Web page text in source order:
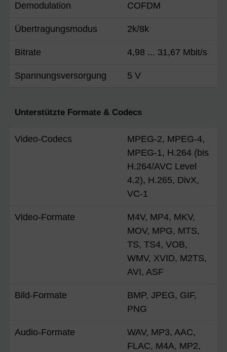
Demodulation COFDM
Übertragungsmodus 2k/8k
Bitrate 4,98 ... 31,67 Mbit/s
Spannungsversorgung 5 V
Unterstützte Formate & Codecs
Video-Codecs
MPEG-2, MPEG-4,
MPEG-1, H.264 (bis
H.264/AVC Level
4.2), H.265, DivX,
VC-1
Video-Formate
M4V, MP4, MKV,
MOV, MPG, MTS,
TS, TS4, VOB,
WMV, XVID, M2TS,
AVI, ASF
Bild-Formate
BMP, JPEG, GIF,
PNG
Audio-Formate
WAV, MP3, AAC,
FLAC, M4A, MP2,